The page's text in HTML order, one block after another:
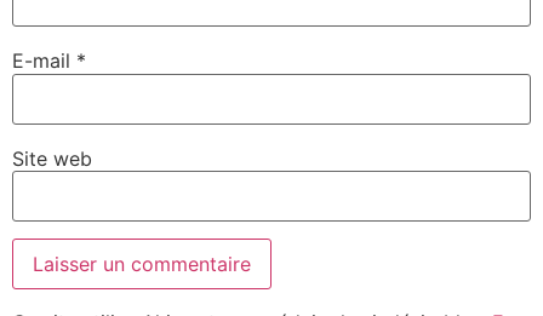
E-mail *
Site web